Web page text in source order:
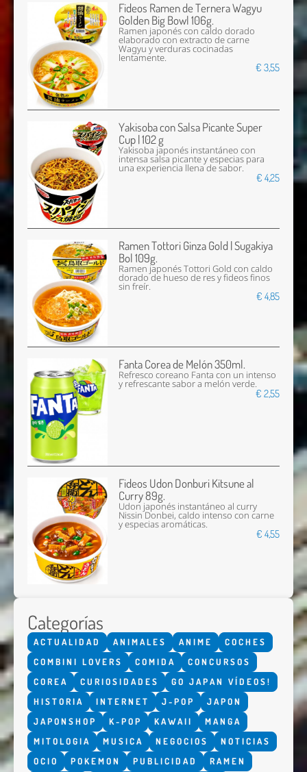
Fideos Ramen de Ternera Wagyu
Golden Big Bowl 106g.
Ramen japonés con caldo dorado
elaborado con extracto de carne
Wagyu y verduras cocinadas
lentamente.
€ 3,55
Yakisoba con Salsa Picante Super
Cup | 102 g
Yakisoba japonés instantáneo con
intensa salsa picante y especias para
una experiencia llena de sabor.
€ 4,25
Ramen Tottori Ginza Gold | Sugakiya
Bol 109g.
Ramen japonés Tottori Gold con caldo
dorado de hueso de res y fideos finos
sin freír.
€ 4,85
Fanta Corea de Melón 350ml.
Refresco coreano Fanta con un intenso
y refrescante sabor a melón verde.
€ 2,55
Fideos Udon Donburi Kitsune al
Curry 89g.
Udon japonés instantáneo al curry
Nissin Donbei, caldo intenso con carne
y especias aromáticas.
€ 4,55
Categorías
ACTUALIDAD ANIMALES ANIME
COCHES
COMBINI LOVERS
COMIDA
CONCURSOS
COREA
CURIOSIDADES
GO JAPAN VÍDEOS!
HISTORIA
INTERNET J-POP
JAPON
JAPONSHOP
K-POP KAWAII
MANGA
MITOLOGIA
MUSICA NEGOCIOS
NOTICIAS
OCIO
POKEMON PUBLICIDAD RAMEN